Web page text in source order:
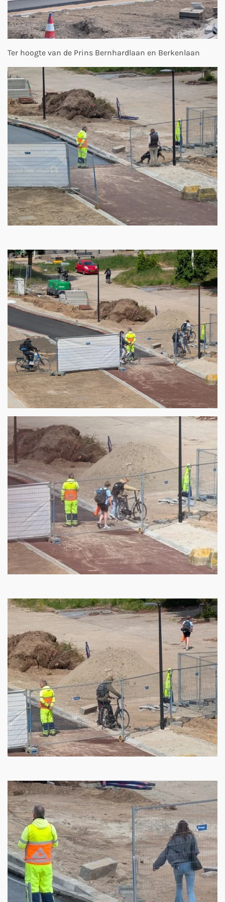
Ter hoogte van de Prins Bernhardlaan en Berkenlaan